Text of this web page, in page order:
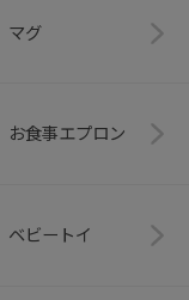
マグ
お食事エプロン
ベビートイ